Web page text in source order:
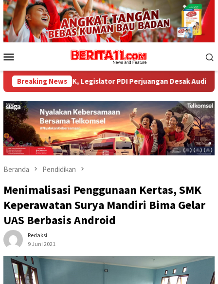
Loncat
ke
konten
Mobile
Breaking News
Legislator PDI Perjuangan Desak Audit Investigatif
Beranda Pendidikan
Menimalisasi Penggunaan Kertas, SMK
Keperawatan Surya Mandiri Bima Gelar
UAS Berbasis Android
Redaksi
9 Juni 2021